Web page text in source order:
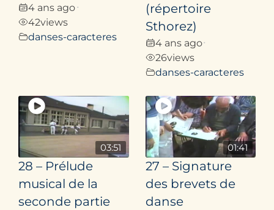
4 ans ago•
42views
danses-caracteres
(répertoire
Sthorez)
4 ans ago•
26views
danses-caracteres
03:51
28 – Prélude
musical de la
seconde partie
01:41
27 – Signature
des brevets de
danse